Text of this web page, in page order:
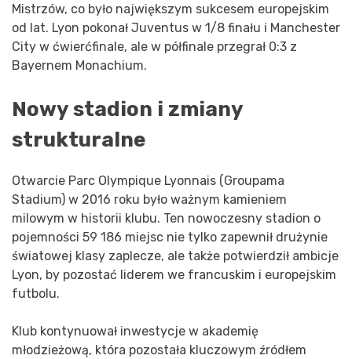
Mistrzów, co było największym sukcesem europejskim
od lat. Lyon pokonał Juventus w 1/8 finału i Manchester
City w ćwierćfinale, ale w półfinale przegrał 0:3 z
Bayernem Monachium.
Nowy stadion i zmiany
strukturalne
Otwarcie Parc Olympique Lyonnais (Groupama
Stadium) w 2016 roku było ważnym kamieniem
milowym w historii klubu. Ten nowoczesny stadion o
pojemności 59 186 miejsc nie tylko zapewnił drużynie
światowej klasy zaplecze, ale także potwierdził ambicje
Lyon, by pozostać liderem we francuskim i europejskim
futbolu.
Klub kontynuował inwestycje w akademię
młodzieżową, która pozostała kluczowym źródłem